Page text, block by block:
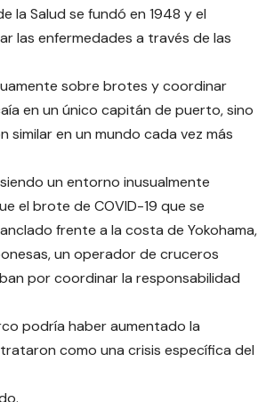
la Salud se fundó en 1948 y el
las enfermedades a través de las
sobre brotes y coordinar
en un único capitán de puerto, sino
en un mundo cada vez más
un entorno inusualmente
el brote de COVID-19 que se
frente a la costa de Yokohama,
un operador de cruceros
por coordinar la responsabilidad
podría haber aumentado la
como una crisis específica del